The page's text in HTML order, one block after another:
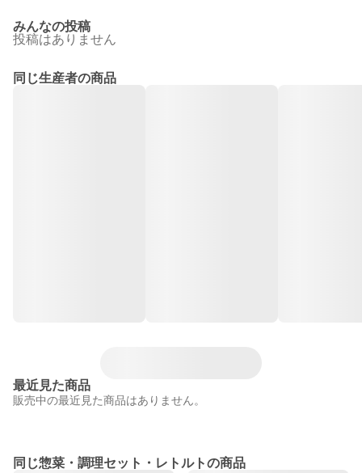
みんなの投稿
投稿はありません
同じ生産者の商品
最近見た商品
販売中の最近見た商品はありません。
同じ惣菜・調理セット・レトルトの商品